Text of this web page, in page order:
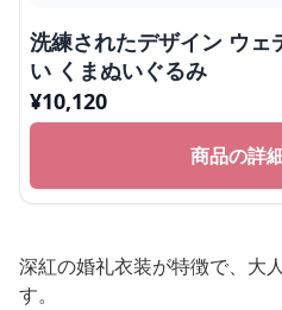
洗練されたデザイン ウェ
い くまぬいぐるみ
¥10,120
商品の詳
深紅の婚礼衣装が特徴で、大
す。